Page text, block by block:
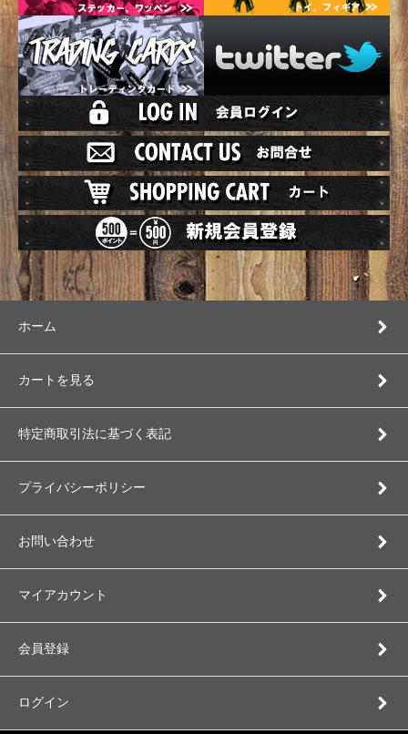
ホーム
カートを見る
特定商取引法に基づく表記
プライバシーポリシー
お問い合わせ
マイアカウント
会員登録
ログイン